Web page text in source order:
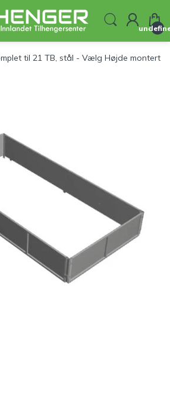
til 21 TB, stål - Vælg Højde montert